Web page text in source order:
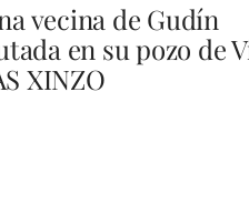
vecina de Gudín
en su pozo de
XINZO